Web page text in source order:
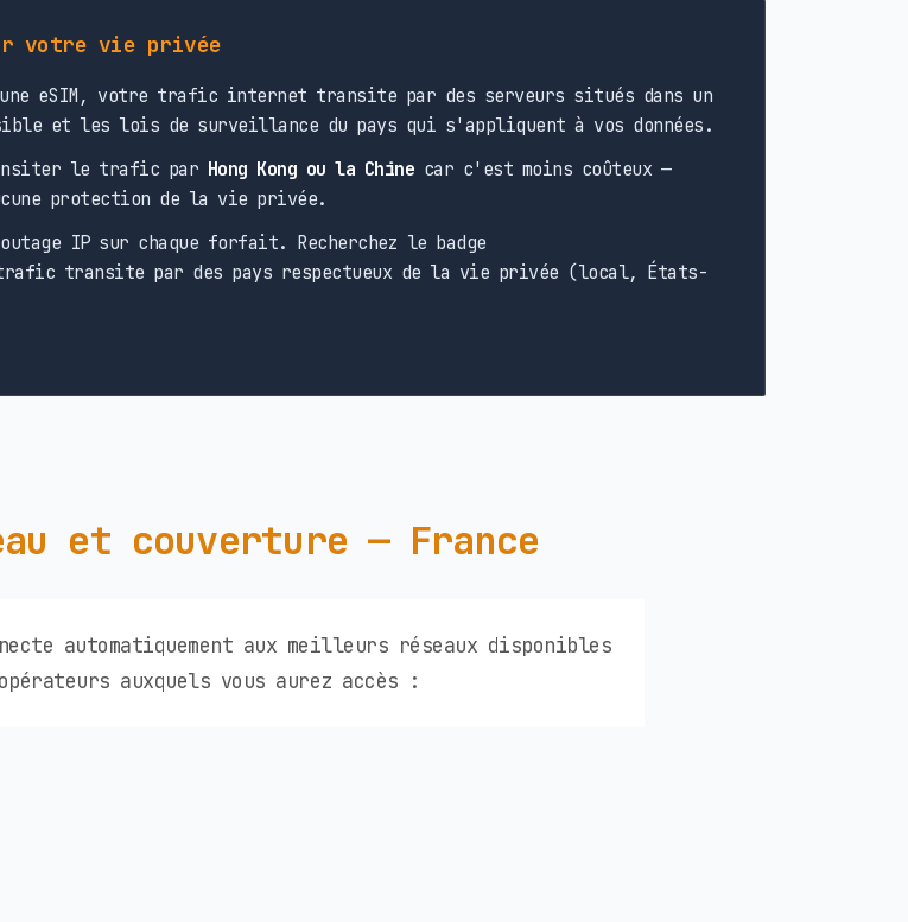
votre vie privée
eSIM, votre trafic internet transite par des serveurs situés dans un
et les lois de surveillance du pays qui s'appliquent à vos données.
le trafic par Hong Kong ou la Chine car c'est moins coûteux —
protection de la vie privée.
IP sur chaque forfait. Recherchez le badge
transite par des pays respectueux de la vie privée (local, États-
et couverture — France
automatiquement aux meilleurs réseaux disponibles
auxquels vous aurez accès :